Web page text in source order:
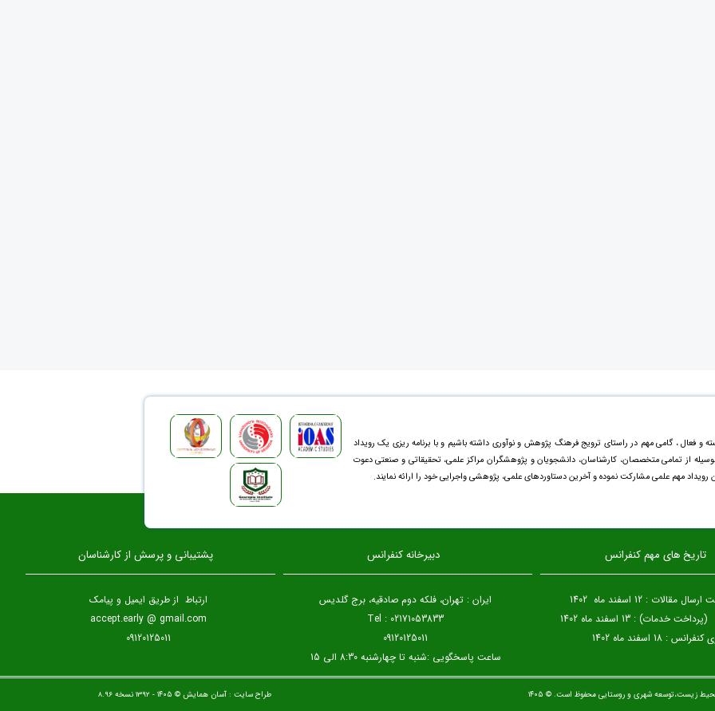
و فعال ، گامی مهم در راستای ترویج فرهنگ پژوهش و نوآوری داشته باشیم و با برنامه ریزی یک رویداد
از تمامی متخصصان، کارشناسان، دانشجویان و پژوهشگران مراکز علمی، تحقیقاتی و صنعتی دعوت
مهم علمی مشارکت نموده و آخرین دستاورد‌های علمی، پژوهشی واجرایی خود را ارائه نمایند.
تاریخ های مهم کنفرانس
: 12 اسفند ماه 1402
خدمات) : 13 اسفند ماه 1402
: 18 اسفند ماه 1402
دبیرخانه کنفرانس
ایران : تهران، فلکه دوم صادقیه، برج گلدیس
Tel : 02171053833
09120125011
ساعت پاسخگویی :شنبه تا چهارشنبه 8:30 الی 15
پشتیبانی و پرسش از کارشناسان
ارتباط از طریق ایمیل و پیامک
accept.early @ gmail.com
09120125011
زیست،توسعه شهری و روستایی محفوظ است. © ۱۴۰۵ طراح سایت :آسان همایش © ۱۴۰۵ - 1392 نسخه 8.96